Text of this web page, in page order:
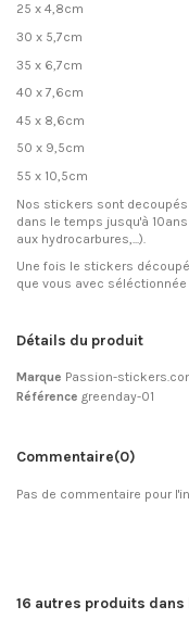
25 x 4,8cm
30 x 5,7cm
35 x 6,7cm
40 x 7,6cm
45 x 8,6cm
50 x 9,5cm
55 x 10,5cm
Nos stickers sont
dans le temps jusqu'à
aux hydrocarbures,...).
Une fois le stickers
que vous avec
Détails du produit
Marque Passion-
Référence greenday-01
Commentaire(0)
Pas de commentaire pour
16 autres produits